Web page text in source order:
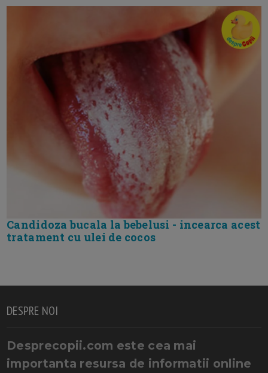
Candidoza bucala la bebelusi - incearca acest
tratament cu ulei de cocos
DESPRE NOI
Desprecopii.com este cea mai
importanta resursa de informatii online